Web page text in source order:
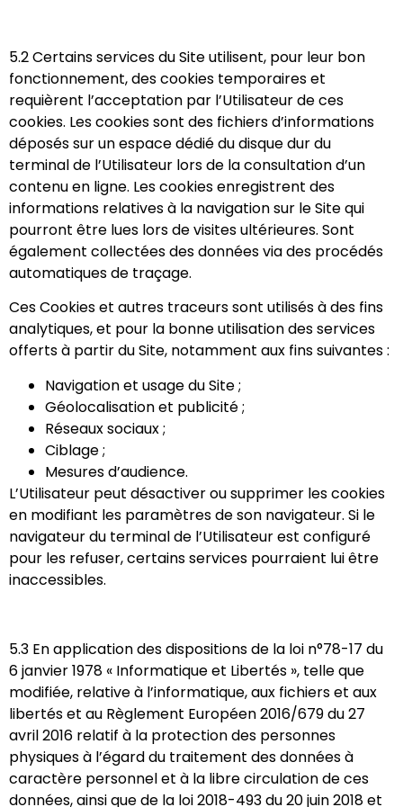
5.2 ​Certains services du Site utilisent, pour leur bon
fonctionnement, des cookies temporaires et
requièrent l’acceptation par l’Utilisateur de ces
cookies. Les cookies sont des fichiers d’informations
déposés sur un espace dédié du disque dur du
terminal de l’Utilisateur lors de la consultation d’un
contenu en ligne. Les cookies enregistrent des
informations relatives à la navigation sur le Site qui
pourront être lues lors de visites ultérieures. Sont
également collectées des données via des procédés
automatiques de traçage.
Ces Cookies et autres traceurs sont utilisés à des fins
analytiques, et pour la bonne utilisation des services
offerts à partir du Site, notamment aux fins suivantes :
Navigation et usage du Site ;
Géolocalisation et publicité ;
Réseaux sociaux ;
Ciblage ;
Mesures d’audience.
L’Utilisateur peut désactiver ou supprimer les cookies
en modifiant les paramètres de son navigateur. Si le
navigateur du terminal de l’Utilisateur est configuré
pour les refuser, certains services pourraient lui être
inaccessibles.
5.3 En application des dispositions de la loi n°78-17 du
6 janvier 1978 « Informatique et Libertés », telle que
modifiée, relative à l’informatique, aux fichiers et aux
libertés et au Règlement Européen 2016/679 du 27
avril 2016 relatif à la protection des personnes
physiques à l’égard du traitement des données à
caractère personnel et à la libre circulation de ces
données, ainsi que de la loi 2018-493 du 20 juin 2018 et